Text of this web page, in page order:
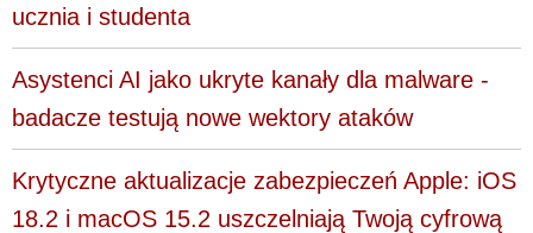
ucznia i studenta
Asystenci AI jako ukryte kanały dla malware -
badacze testują nowe wektory ataków
Krytyczne aktualizacje zabezpieczeń Apple: iOS
18.2 i macOS 15.2 uszczelniają Twoją cyfrową